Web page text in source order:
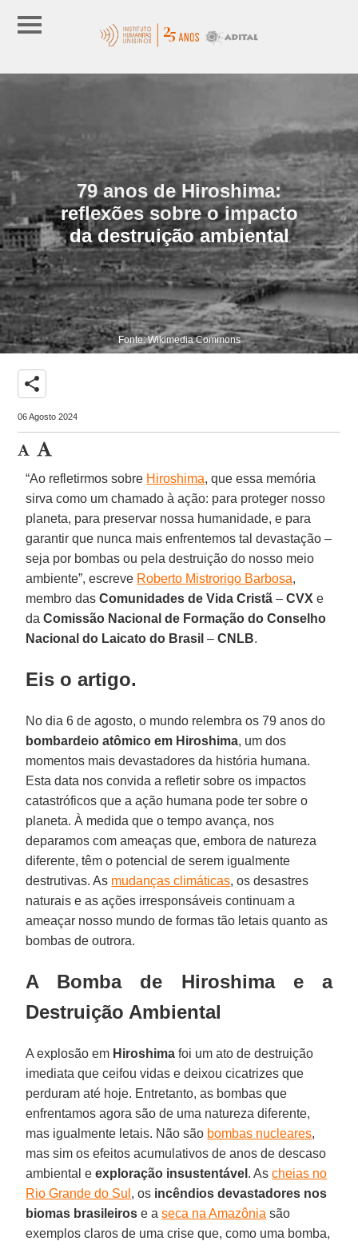
79 anos de Hiroshima:
reflexões sobre o impacto
da destruição ambiental
Fonte: Wikimedia Commons
share
06 Agosto 2024
“Ao refletirmos sobre Hiroshima, que essa memória
sirva como um chamado à ação: para proteger nosso
planeta, para preservar nossa humanidade, e para
garantir que nunca mais enfrentemos tal devastação –
seja por bombas ou pela destruição do nosso meio
ambiente”, escreve Roberto Mistrorigo Barbosa,
membro dasComunidades de Vida Cristã –CVX e
daComissão Nacional de Formação do Conselho
Nacional do Laicato do Brasil –CNLB.
Eis o artigo.
No dia 6 de agosto, o mundo relembra os 79 anos do
bombardeio atômico em Hiroshima, um dos
momentos mais devastadores da história humana.
Esta data nos convida a refletir sobre os impactos
catastróficos que a ação humana pode ter sobre o
planeta. À medida que o tempo avança, nos
deparamos com ameaças que, embora de natureza
diferente, têm o potencial de serem igualmente
destrutivas. As mudanças climáticas, os desastres
naturais e as ações irresponsáveis continuam a
ameaçar nosso mundo de formas tão letais quanto as
bombas de outrora.
A Bomba de Hiroshima e a
Destruição Ambiental
A explosão em Hiroshima foi um ato de destruição
imediata que ceifou vidas e deixou cicatrizes que
perduram até hoje. Entretanto, as bombas que
enfrentamos agora são de uma natureza diferente,
mas igualmente letais. Não são bombas nucleares,
mas sim os efeitos acumulativos de anos de descaso
ambiental eexploração insustentável . Ascheias no
Rio Grande do Sul , os incêndios devastadores nos
biomas brasileiros e a seca na Amazônia são
exemplos claros de uma crise que, como uma bomba,